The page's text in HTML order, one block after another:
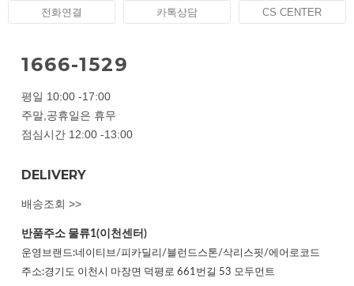
전화연결 카톡상담 CS CENTER
1666-1529
평일 10:00 -17:00
주말,공휴일은 휴무
점심시간 12:00 -13:00
DELIVERY
배송조회 >>
반품주소 물류1(이천센터)
운영브랜드:네이티브/피카딜리/블런드스톤/삭리스핏/에어로코드
주소:경기도 이천시 마장면 덕평로 661번길 53 모두먼트